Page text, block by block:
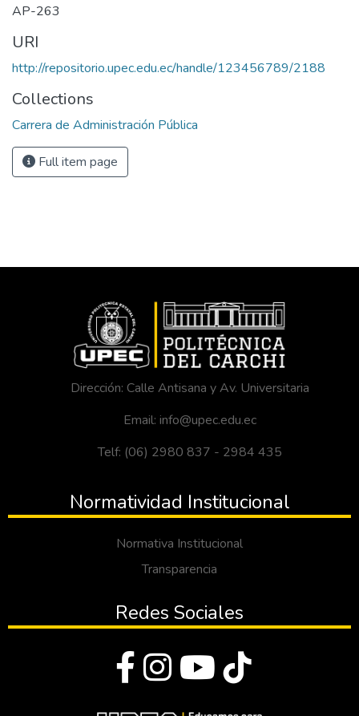
AP-263
URI
http://repositorio.upec.edu.ec/handle/123456789/2188
Collections
Carrera de Administración Pública
Full item page
Dirección: Calle Antisana y Av. Universitaria
Email: info@upec.edu.ec
Telf: (06) 2980 837 - 2984 435
Normatividad Institucional
Normativa Institucional
Transparencia
Redes Sociales